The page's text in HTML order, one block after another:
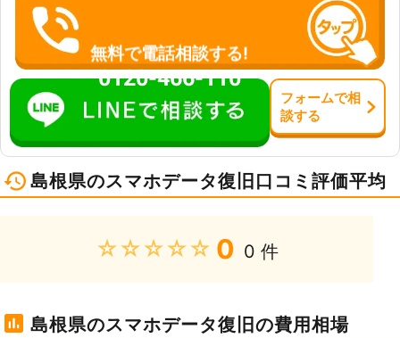
無料で電話相談する!
0120-466-110
フォームで相
談する
島根県のスマホデータ復旧口コミ評価平均
★★★★★ 0 0 件
島根県のスマホデータ復旧の費用相場